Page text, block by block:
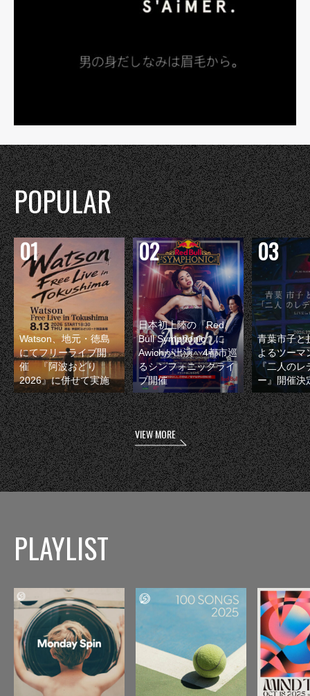
POPULAR
Watson、地元・徳島
にてフリーライブ開
催 『阿波おどり
2026』に併せて実施
日本初上陸の『Red
Bull Symphonic』に
Awichが出演 4都市巡
るシンフォニックライ
ブ開催
青葉市子と
よるツーマ
『二人のレ
ー』開催決
VIEW MORE
PLAYLIST